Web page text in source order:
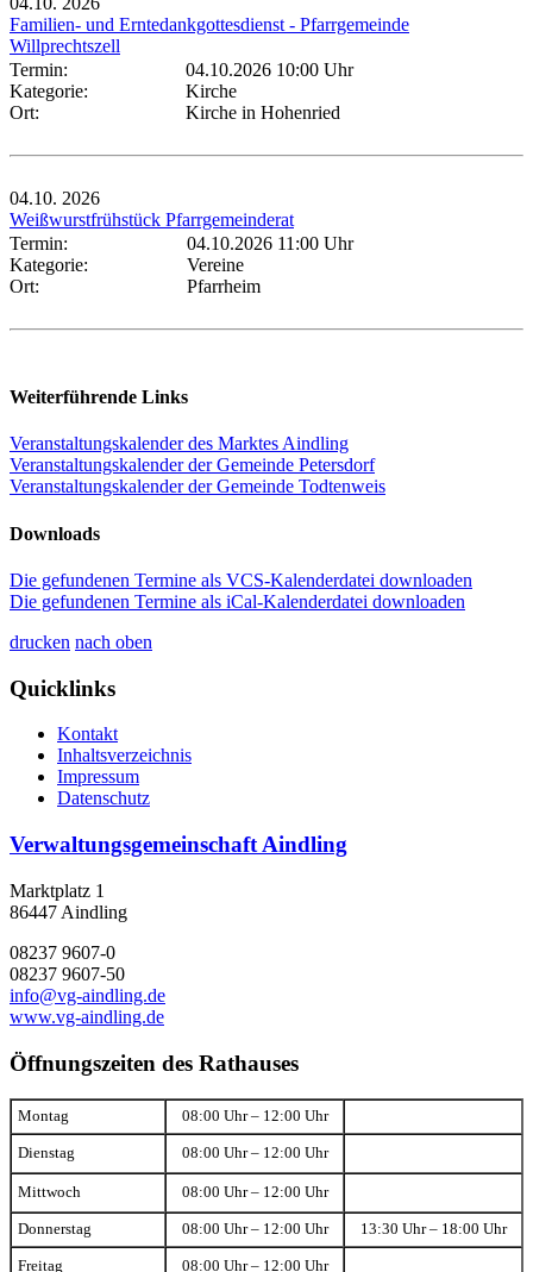
Familien- und Erntedankgottesdienst - Pfarrgemeinde
Willprechtszell
Termin:
04.10.2026 10:00 Uhr
Kategorie:
Kirche
Ort:
Kirche in Hohenried
04.10. 2026
Weißwurstfrühstück Pfarrgemeinderat
Termin:
04.10.2026 11:00 Uhr
Kategorie:
Vereine
Ort:
Pfarrheim
Weiterführende Links
Veranstaltungskalender des Marktes Aindling
Veranstaltungskalender der Gemeinde Petersdorf
Veranstaltungskalender der Gemeinde Todtenweis
Downloads
Die gefundenen Termine als VCS-Kalenderdatei downloaden
Die gefundenen Termine als iCal-Kalenderdatei downloaden
drucken nach oben
Quicklinks
Kontakt
Inhaltsverzeichnis
Impressum
Datenschutz
Verwaltungsgemeinschaft Aindling
Marktplatz 1
86447 Aindling
08237 9607-0
08237 9607-50
info@vg-aindling.de
www.vg-aindling.de
Öffnungszeiten des Rathauses
Montag 08:00 Uhr – 12:00 Uhr
Dienstag 08:00 Uhr – 12:00 Uhr
Mittwoch 08:00 Uhr – 12:00 Uhr
Donnerstag 08:00 Uhr – 12:00 Uhr 13:30 Uhr – 18:00 Uhr
Freitag 08:00 Uhr – 12:00 Uhr